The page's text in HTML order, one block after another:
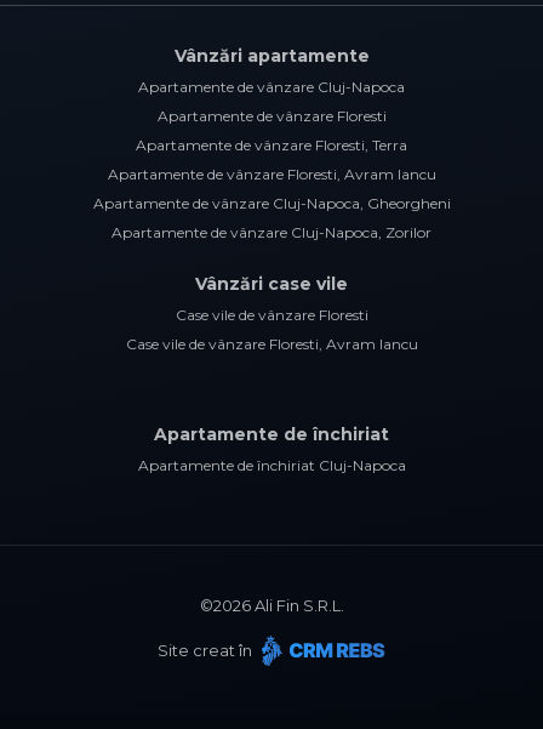
Vânzări apartamente
Apartamente de vânzare Cluj-Napoca
Apartamente de vânzare Floresti
Apartamente de vânzare Floresti, Terra
Apartamente de vânzare Floresti, Avram Iancu
Apartamente de vânzare Cluj-Napoca, Gheorgheni
Apartamente de vânzare Cluj-Napoca, Zorilor
Vânzări case vile
Case vile de vânzare Floresti
Case vile de vânzare Floresti, Avram Iancu
Apartamente de închiriat
Apartamente de închiriat Cluj-Napoca
©2026Ali Fin S.R.L.
Site creat în